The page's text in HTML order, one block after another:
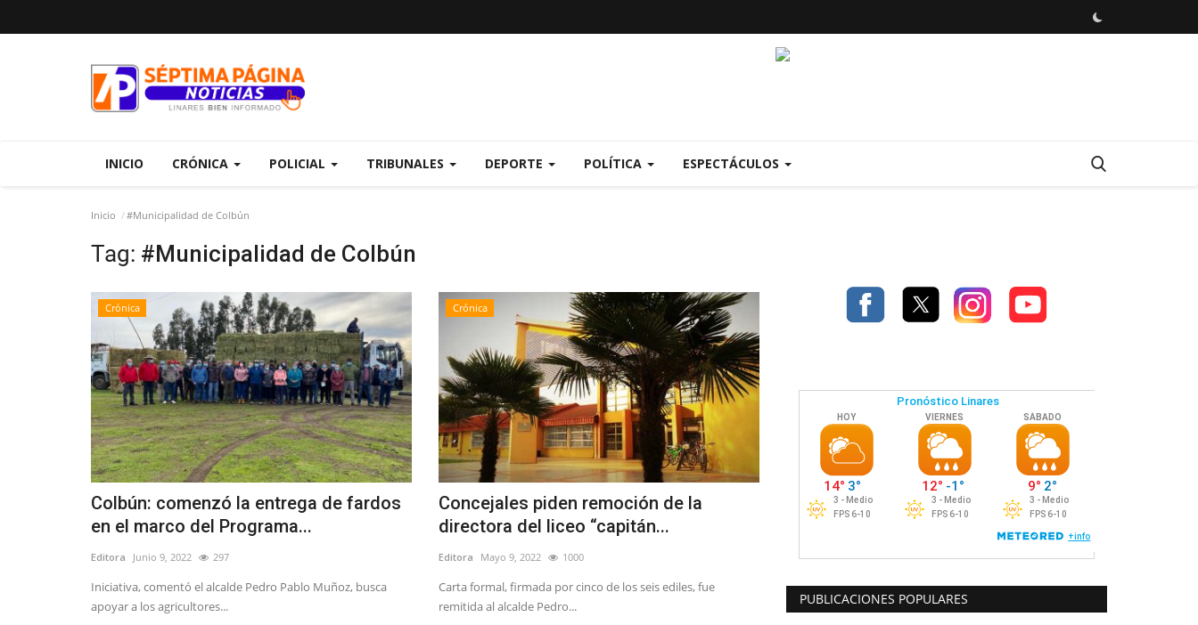
INICIO CRÓNICA POLICIAL TRIBUNALES DEPORTE POLÍTICA ESPECTÁCULOS
Inicio #Municipalidad de Colbún
Tag: #Municipalidad de Colbún
Crónica
Colbún: comenzó la entrega de fardos
en el marco del Programa...
Editora Junio 9, 2022 297
Iniciativa, comentó el alcalde Pedro Pablo Muñoz, busca
apoyar a los agricultores...
Crónica
Concejales piden remoción de la
directora del liceo “capitán...
Editora Mayo 9, 2022 1000
Carta formal, firmada por cinco de los seis ediles, fue
remitida al alcalde Pedro...
PUBLICACIONES POPULARES